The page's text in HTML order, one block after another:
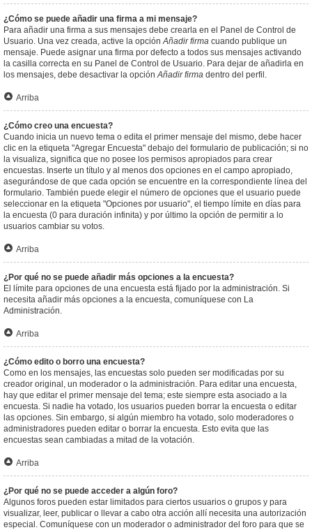
¿Cómo se puede añadir una firma a mi mensaje?
Para añadir una firma a sus mensajes debe crearla en el Panel de Control de
Usuario. Una vez creada, active la opciónAñadir firma cuando publique un
mensaje. Puede asignar una firma por defecto a todos sus mensajes activando
la casilla correcta en su Panel de Control de Usuario. Para dejar de añadirla en
los mensajes, debe desactivar la opciónAñadir firma dentro del perfil.
Arriba
¿Cómo creo una encuesta?
Cuando inicia un nuevo tema o edita el primer mensaje del mismo, debe hacer
clic en la etiqueta "Agregar Encuesta" debajo del formulario de publicación; si no
la visualiza, significa que no posee los permisos apropiados para crear
encuestas. Inserte un título y al menos dos opciones en el campo apropiado,
asegurándose de que cada opción se encuentre en la correspondiente línea del
formulario. También puede elegir el número de opciones que el usuario puede
seleccionar en la etiqueta "Opciones por usuario", el tiempo límite en días para
la encuesta (0 para duración infinita) y por último la opción de permitir a lo
usuarios cambiar su votos.
Arriba
¿Por qué no se puede añadir más opciones a la encuesta?
El límite para opciones de una encuesta está fijado por la administración. Si
necesita añadir más opciones a la encuesta, comuníquese con La
Administración.
Arriba
¿Cómo edito o borro una encuesta?
Como en los mensajes, las encuestas solo pueden ser modificadas por su
creador original, un moderador o la administración. Para editar una encuesta,
hay que editar el primer mensaje del tema; este siempre esta asociado a la
encuesta. Si nadie ha votado, los usuarios pueden borrar la encuesta o editar
las opciones. Sin embargo, si algún miembro ha votado, solo moderadores o
administradores pueden editar o borrar la encuesta. Esto evita que las
encuestas sean cambiadas a mitad de la votación.
Arriba
¿Por qué no se puede acceder a algún foro?
Algunos foros pueden estar limitados para ciertos usuarios o grupos y para
visualizar, leer, publicar o llevar a cabo otra acción allí necesita una autorización
especial. Comuníquese con un moderador o administrador del foro para que se